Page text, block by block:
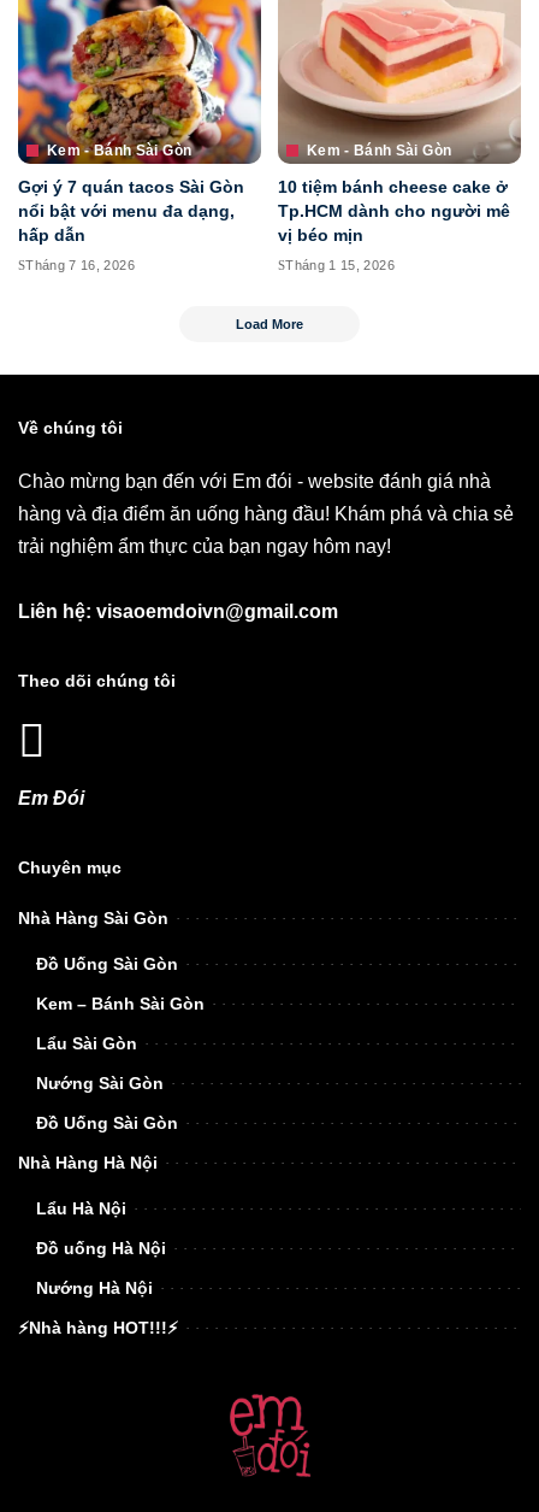
Kem - Bánh Sài Gòn
Gợi ý 7 quán tacos Sài Gòn
nổi bật với menu đa dạng,
hấp dẫn
Tháng 7 16, 2026
Kem - Bánh Sài Gòn
10 tiệm bánh cheese cake ở
Tp.HCM dành cho người mê
vị béo mịn
Tháng 1 15, 2026
Load More
Về chúng tôi
Chào mừng bạn đến với Em đói - website đánh giá nhà
hàng và địa điểm ăn uống hàng đầu! Khám phá và chia sẻ
trải nghiệm ẩm thực của bạn ngay hôm nay!
Liên hệ: visaoemdoivn@gmail.com
Theo dõi chúng tôi
Em Đói
Chuyên mục
Nhà Hàng Sài Gòn
Đồ Uống Sài Gòn
Kem – Bánh Sài Gòn
Lẩu Sài Gòn
Nướng Sài Gòn
Đồ Uống Sài Gòn
Nhà Hàng Hà Nội
Lẩu Hà Nội
Đồ uống Hà Nội
Nướng Hà Nội
⚡Nhà hàng HOT!!!⚡